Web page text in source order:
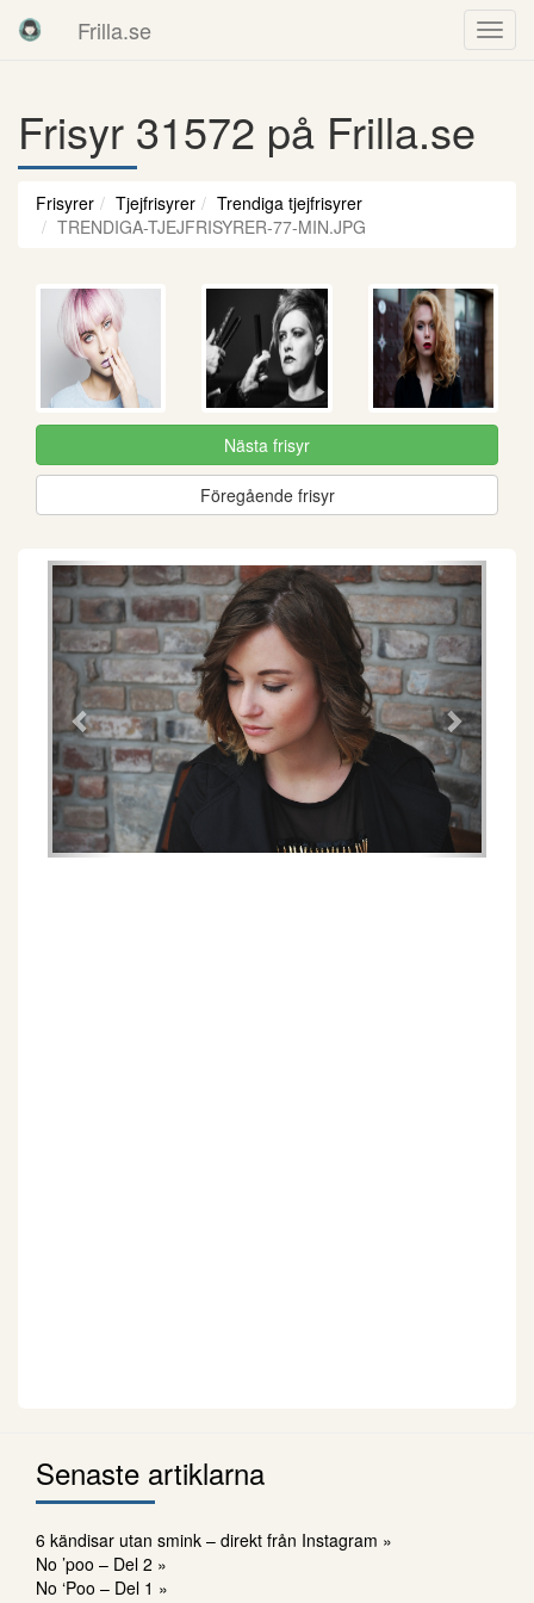
Frilla.se
Frisyr 31572 på Frilla.se
Frisyrer Tjejfrisyrer
Trendiga tjejfrisyrer
TRENDIGA-TJEJFRISYRER-77-MIN.JPG
Nästa frisyr
Föregående frisyr
Föregående
Senaste artiklarna
6 kändisar utan smink – direkt från Instagram »
No ’poo – Del 2 »
No ‘Poo – Del 1 »